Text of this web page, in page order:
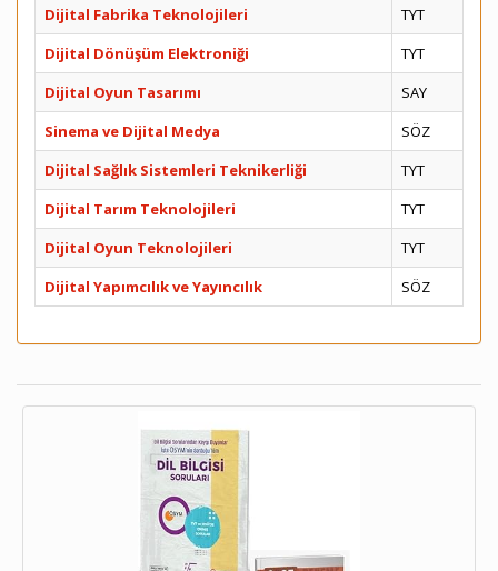
Dijital Fabrika Teknolojileri
TYT
Dijital Dönüşüm Elektroniği
TYT
Dijital Oyun Tasarımı
SAY
Sinema ve Dijital Medya
SÖZ
Dijital Sağlık Sistemleri Teknikerliği
TYT
Dijital Tarım Teknolojileri
TYT
Dijital Oyun Teknolojileri
TYT
Dijital Yapımcılık ve Yayıncılık
SÖZ